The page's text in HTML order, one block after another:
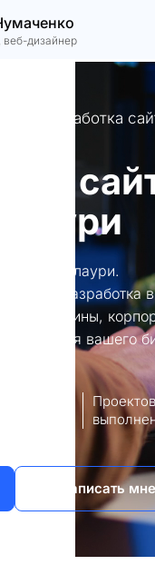
веб-дизайнер
разработка
в Амбролаури.
веб-разработка
магазины,
другое для вашего
Проектов
Написать мне